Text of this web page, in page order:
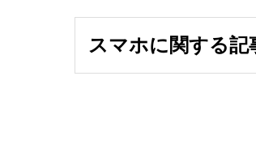
スマホに関する記